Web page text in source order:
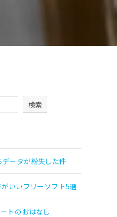
検索
ータが紛失した件
いいフリーソフト5選
トのおはなし